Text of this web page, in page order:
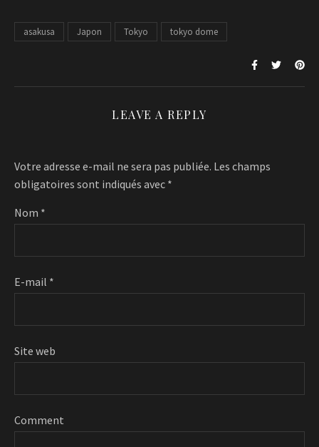
asakusa Japon Tokyo tokyo dome
LEAVE A REPLY
Votre adresse e-mail ne sera pas publiée. Les champs
obligatoires sont indiqués avec *
Nom *
E-mail *
Site web
Comment